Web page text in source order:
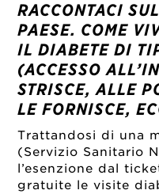
RACCONTACI
PAESE. COME
IL DIABETE DI
(ACCESSO
STRISCE, ALLE
LE FORNISCE,
Trattandosi di una
(Servizio Sanitario
l’esenzione dal
gratuite le visite